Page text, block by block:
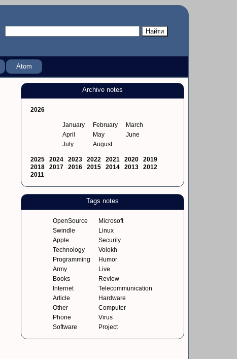
Atom
Archive notes
2026
January February
March
April
May
June
July
August
2025 2024 2023 2022 2021 2020
2019
2018
2017 2016 2015 2014 2013
2012
2011
Tags notes
OpenSource
Microsoft
Swindle
Linux
Apple
Security
Technology
Volokh
Programming
Humor
Army
Live
Books
Review
Internet
Telecommunication
Article
Hardware
Other
Computer
Phone
Virus
Software
Project